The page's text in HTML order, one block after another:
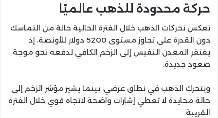
حركة محدودة للذهب عالميًا
تعكس تحركات الذهب خلال الفترة الحالية حالة من التماسك
دون القدرة على تجاوز مستوى 5200 دولار للأونصة، إذ
يفتقر المعدن النفيس إلى الزخم الكافي لدفعه نحو موجة
صعود جديدة.
ويتحرك الذهب في نطاق عرضي، بينما يشير مؤشر الزخم إلى
حالة محايدة لا تعطي إشارات واضحة لاتجاه قوي خلال الفترة
القريبة.